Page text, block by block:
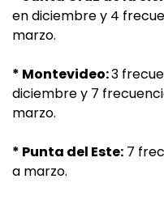
en diciembre y 4
marzo.
* Montevideo:3
diciembre y 7
marzo.
* Punta del Este: 7
a marzo.